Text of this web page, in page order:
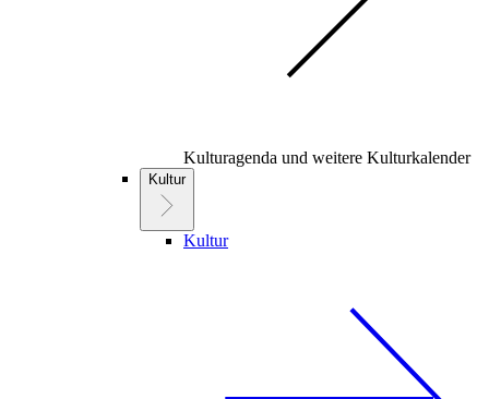
Kulturagenda und weitere Kulturkalender
Kultur
Kultur